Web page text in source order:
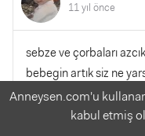
11 yıl önce
sebze ve çorbaları
bebegin artık siz ne
vermeye çalış.yemek
verme iyice acıksın
Anneysen.com'u
kabul etmiş